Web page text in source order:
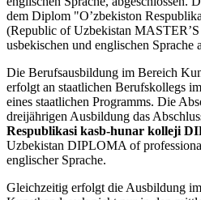
dem Diplom "O’zbekiston
(Republic of Uzbekistan
usbekischen und englischen Sprache
Die Berufsausbildung im Bereich
erfolgt an staatlichen Berufskollegs
eines staatlichen Programms. Die
dreijährigen Ausbildung das
Respublikasi kasb-hunar kolleji
Uzbekistan DIPLOMA of
englischer Sprache.
Gleichzeitig erfolgt die Ausbildung